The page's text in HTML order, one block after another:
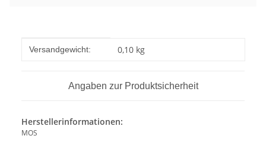
Produkteigenschaft
Wert
Versandgewicht: 0,10 kg
Angaben zur Produktsicherheit
Herstellerinformationen:
MOS